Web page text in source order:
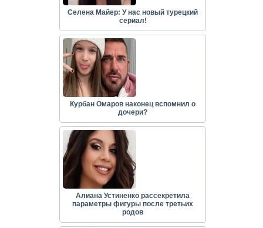
Селена Майер: У нас новый турецкий
сериал!
Курбан Омаров наконец вспомнил о
дочери?
Алиана Устиненко рассекретила
параметры фигуры после третьих
родов